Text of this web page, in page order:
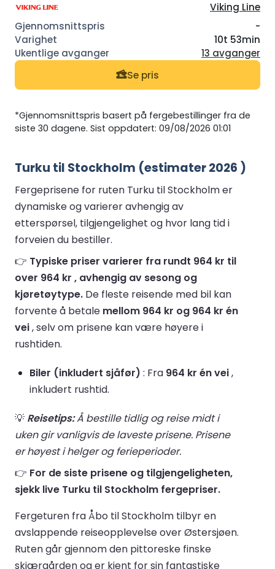
Viking Line
-
10t 53min
13 avganger
Se pris
*Gjennomsnittspris basert på fergebestillinger fra de
siste 30 dagene. Sist oppdatert: 09/08/2026 01:01
Turku til Stockholm (estimater 2026 )
Fergeprisene for ruten Turku til Stockholm er
dynamiske og varierer avhengig av
etterspørsel, tilgjengelighet og hvor lang tid i
forveien du bestiller.
👉 Typiske priser varierer fra rundt 964 kr til
over 964 kr , avhengig av sesong og
kjøretøytype. De fleste reisende med bil kan
forvente å betale mellom 964 kr og 964 kr én
vei, selv om prisene kan være høyere i
rushtiden.
Biler (inkludert sjåfør) : Fra 964 kr én vei,
inkludert rushtid.
💡 Reisetips:Å bestille tidlig og reise midt i
uken gir vanligvis de laveste prisene. Prisene
er høyest i helger og ferieperioder.
👉 For de siste prisene og tilgjengeligheten,
sjekk live Turku til Stockholm fergepriser.
Fergeturen fra Åbo til Stockholm tilbyr en
avslappende reiseopplevelse over Østersjøen.
Ruten går gjennom den pittoreske finske
skjærgården og er kjent for sin fantastiske